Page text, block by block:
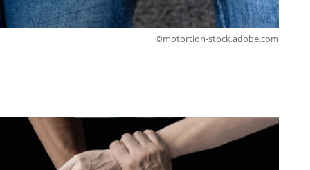
©motortion-stock.adobe.com